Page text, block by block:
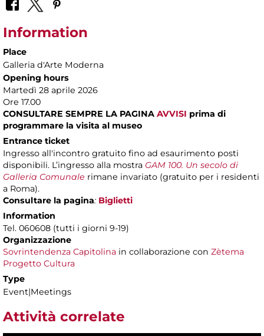
Information
Place
Galleria d'Arte Moderna
Opening hours
Martedì 28 aprile 2026
Ore 17.00
CONSULTARE SEMPRE LA PAGINA AVVISI prima di
programmare la visita al museo
Entrance ticket
Ingresso all'incontro gratuito fino ad esaurimento posti
disponibili. L’ingresso alla mostra GAM 100. Un secolo di
Galleria Comunale rimane invariato (gratuito per i residenti
a Roma).
Consultare la pagina: Biglietti
Information
Tel. 060608 (tutti i giorni 9-19)
Organizzazione
Sovrintendenza Capitolina in collaborazione con Zètema
Progetto Cultura
Type
Event|Meetings
Attività correlate